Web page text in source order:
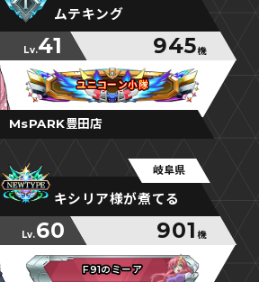
ムテキング
Lv.41 945機
ユニコーン小隊
ユニコーン小隊
ユニコーン小隊
MsPARK豊田店
岐阜県
キシリア様が煮てる
Lv.60 901 機
F91のミーア
F91のミーア
F91のミーア